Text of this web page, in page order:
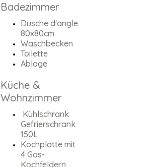
Badezimmer
Dusche d'angle
80x80cm
Waschbecken
Toilette
Ablage
Küche &
Wohnzimmer
Kühlschrank
Gefrierschrank
150L
Kochplatte mit
4 Gas-
Kochfeldern